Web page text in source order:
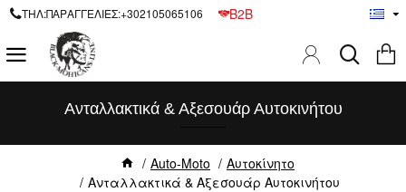
ΤΗΛ:ΠΑΡΑΓΓΕΛΙΕΣ:+302105065106 B2B
Auto-Moto
Αυτοκίνητο
Ανταλλακτικά & Αξεσουάρ Αυτοκινήτου
Ανταλλακτικά & Αξεσουάρ Αυτοκινήτου